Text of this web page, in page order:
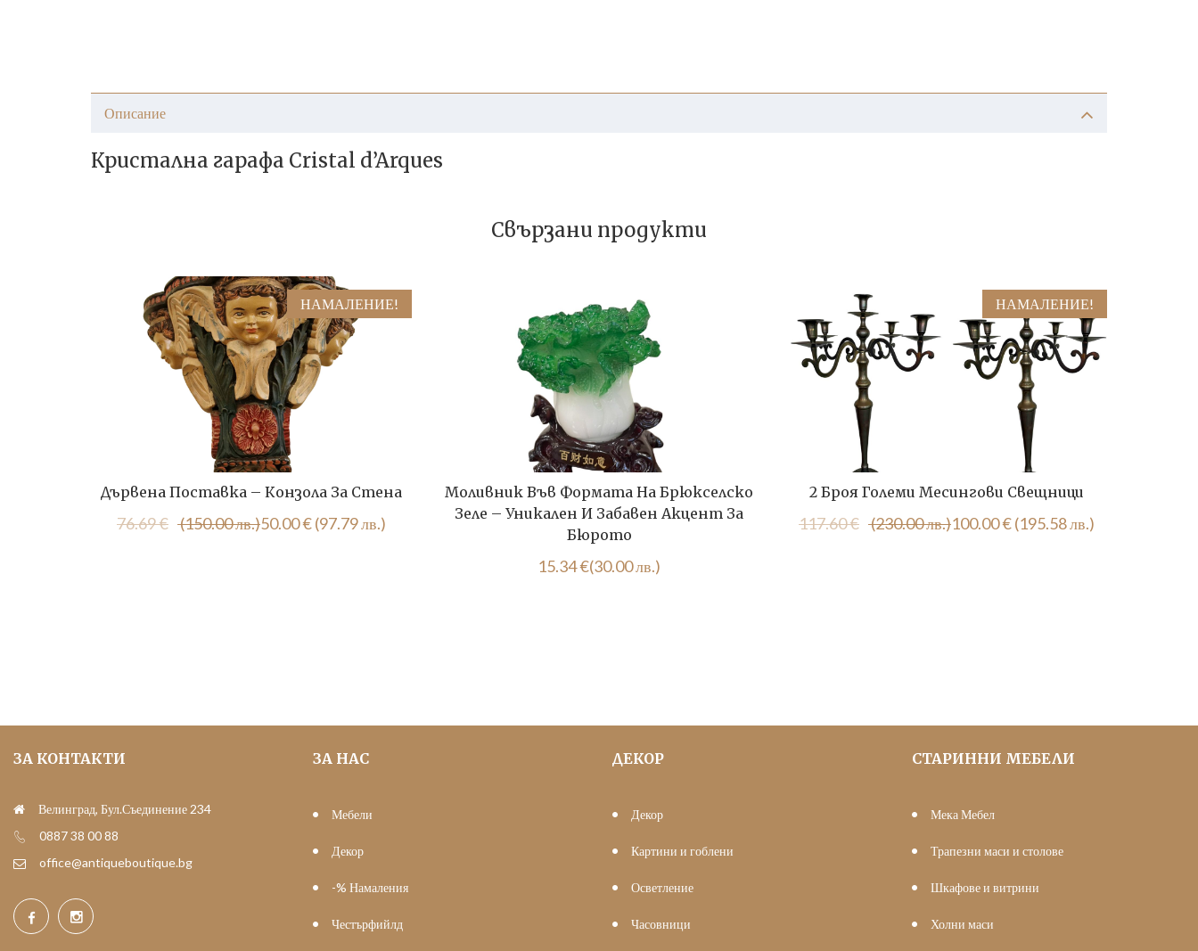
Описание
Кристална гарафа Cristal d’Arques
Свързани продукти
НАМАЛЕНИЕ!
Дървена Поставка – Конзола За Стена
76.69€ (150.00 лв.)Original
50.00€(97.79 лв.)
Текущата
Моливник Във Формата На Брюкселско
Зеле – Уникален И Забавен Акцент За
Бюрото
15.34€(30.00 лв.)
НАМАЛЕНИЕ!
2 Броя Големи Месингови Свещници
117.60€ (230.00 лв.)Original
100.00€(195.58 лв.)
Текущата
ЗА КОНТАКТИ
Велинград, Бул.Съединение 234
0887 38 00 88
office@antiqueboutique.bg
ЗА НАС
Мебели
Декор
-% Намаления
Честърфийлд
ДЕКОР
Декор
Картини и гоблени
Осветление
Часовници
СТАРИННИ МЕБЕЛИ
Мека Мебел
Трапезни маси и столове
Шкафове и витрини
Холни маси